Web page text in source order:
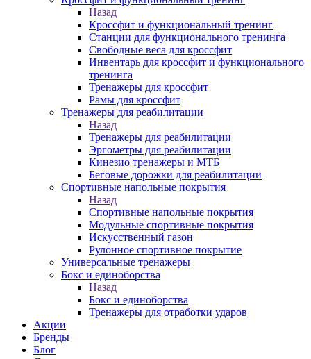
Назад
Кроссфит и функциональный тренинг
Станции для функционального тренинга
Свободные веса для кроссфит
Инвентарь для кроссфит и функционального
тренинга
Тренажеры для кроссфит
Рамы для кроссфит
Тренажеры для реабилитации
Назад
Тренажеры для реабилитации
Эргометры для реабилитации
Кинезио тренажеры и МТБ
Беговые дорожки для реабилитации
Спортивные напольные покрытия
Назад
Спортивные напольные покрытия
Модульные спортивные покрытия
Искусственный газон
Рулонное спортивное покрытие
Универсальные тренажеры
Бокс и единоборства
Назад
Бокс и единоборства
Тренажеры для отработки ударов
Акции
Бренды
Блог